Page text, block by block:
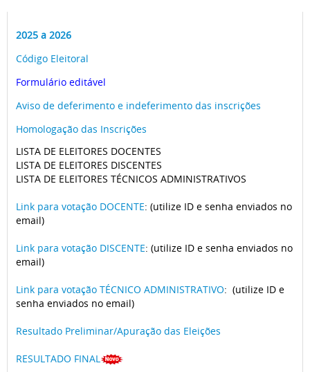
2025 a 2026
Código Eleitoral
Formulário editável
Aviso de deferimento e indeferimento das inscrições
Homologação das Inscrições
LISTA DE ELEITORES DOCENTES
LISTA DE ELEITORES DISCENTES
LISTA DE ELEITORES TÉCNICOS ADMINISTRATIVOS
Link para votação DOCENTE: (utilize ID e senha enviados no
email)
Link para votação DISCENTE: (utilize ID e senha enviados no
email)
Link para votação TÉCNICO ADMINISTRATIVO: (utilize ID e
senha enviados no email)
Resultado Preliminar/Apuração das Eleições
RESULTADO FINAL